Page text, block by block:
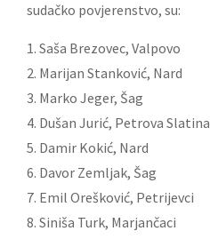
sudačko povjerenstvo, su:
1. Saša Brezovec, Valpovo
2. Marijan Stanković, Nard
3. Marko Jeger, Šag
4. Dušan Jurić, Petrova Slatina
5. Damir Kokić, Nard
6. Davor Zemljak, Šag
7. Emil Orešković, Petrijevci
8. Siniša Turk, Marjančaci